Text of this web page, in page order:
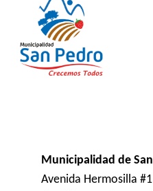
Municipalidad de
Avenida Hermosilla